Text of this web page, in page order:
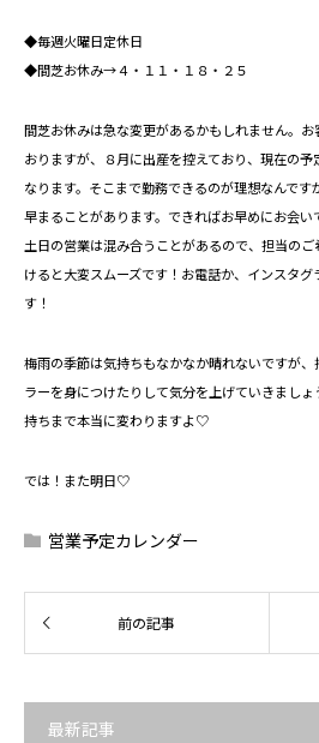
◆毎週火曜日定休日
◆間芝お休み→４・１１・１８・２５
間芝お休みは急な変更があるかもしれません。
おりますが、８月に出産を控えており、現在の
なります。そこまで勤務できるのが理想なんで
早まることがあります。できればお早めにお会
土日の営業は混み合うことがあるので、担当の
けると大変スムーズです！お電話か、インスタ
す！
梅雨の季節は気持ちもなかなか晴れないですが
ラーを身につけたりして気分を上げていきまし
持ちまで本当に変わりますよ♡
では！また明日♡
営業予定カレンダー
最新記事